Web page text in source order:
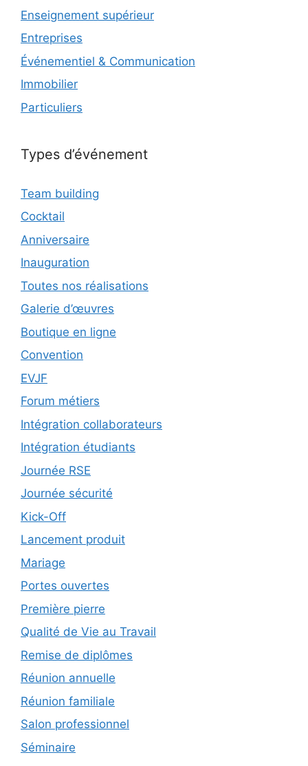
Enseignement supérieur
Entreprises
Événementiel & Communication
Immobilier
Particuliers
Types d’événement
Team building
Cocktail
Anniversaire
Inauguration
Toutes nos réalisations
Galerie d’œuvres
Boutique en ligne
Convention
EVJF
Forum métiers
Intégration collaborateurs
Intégration étudiants
Journée RSE
Journée sécurité
Kick-Off
Lancement produit
Mariage
Portes ouvertes
Première pierre
Qualité de Vie au Travail
Remise de diplômes
Réunion annuelle
Réunion familiale
Salon professionnel
Séminaire